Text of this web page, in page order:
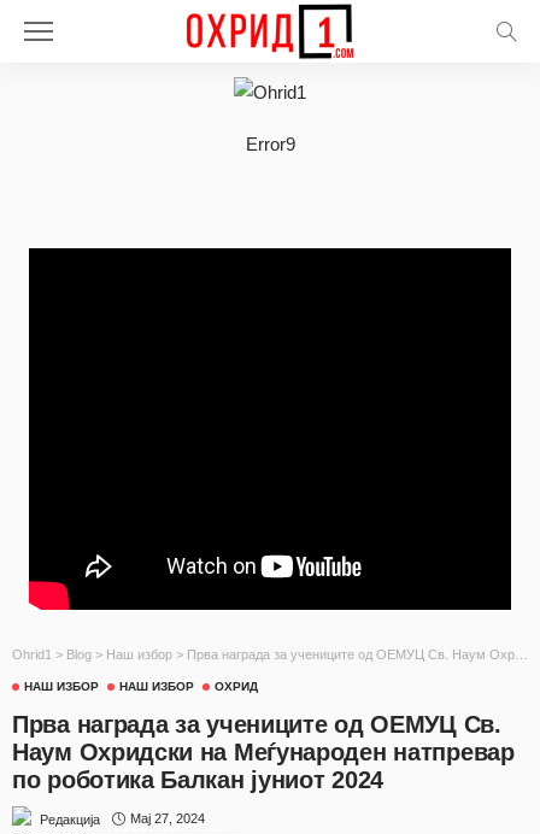
Error9
Ohrid1 > Blog > Наш избор > Прва награда за учениците од ОЕМУЦ Св. Наум Охридски на Меѓународен натпревар по роботика Балкан јуниот 2024
НАШ ИЗБОР НАШ ИЗБОР ОХРИД
Прва награда за учениците од ОЕМУЦ Св.
Наум Охридски на Меѓународен натпревар
по роботика Балкан јуниот 2024
Редакција Мај 27, 2024